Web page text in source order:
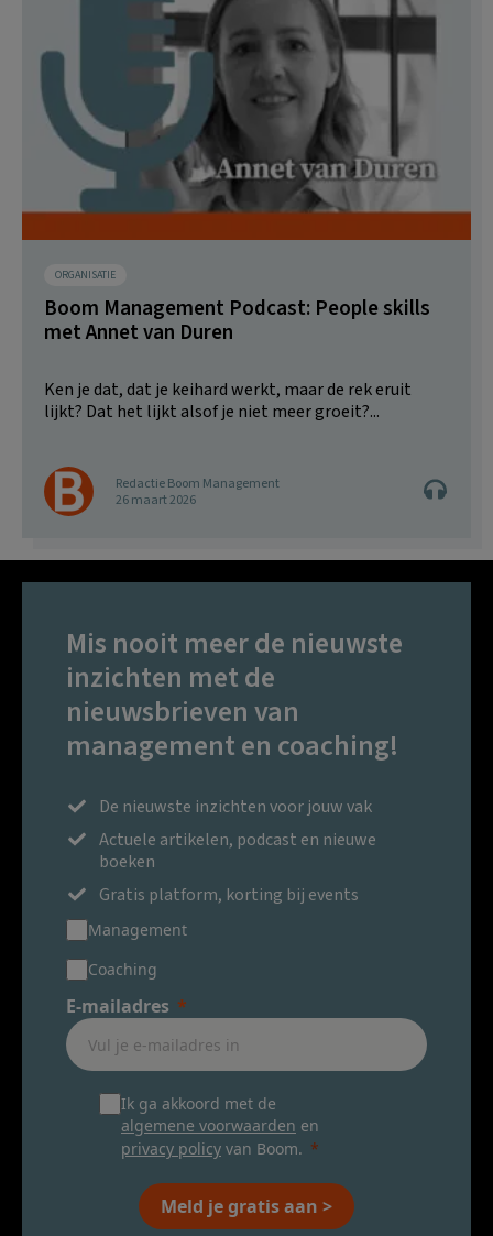
ORGANISATIE
Boom Management Podcast: People skills
met Annet van Duren
Ken je dat, dat je keihard werkt, maar de rek eruit
lijkt? Dat het lijkt alsof je niet meer groeit?...
Redactie Boom Management
26 maart 2026
Mis nooit meer de nieuwste
inzichten met de
nieuwsbrieven van
management en coaching!
De nieuwste inzichten voor jouw vak
Actuele artikelen, podcast en nieuwe
boeken
Gratis platform, korting bij events
Management
Coaching
E-mailadres
Ik ga akkoord met de
algemene voorwaarden en
privacy policy van Boom.
Meld je gratis aan >